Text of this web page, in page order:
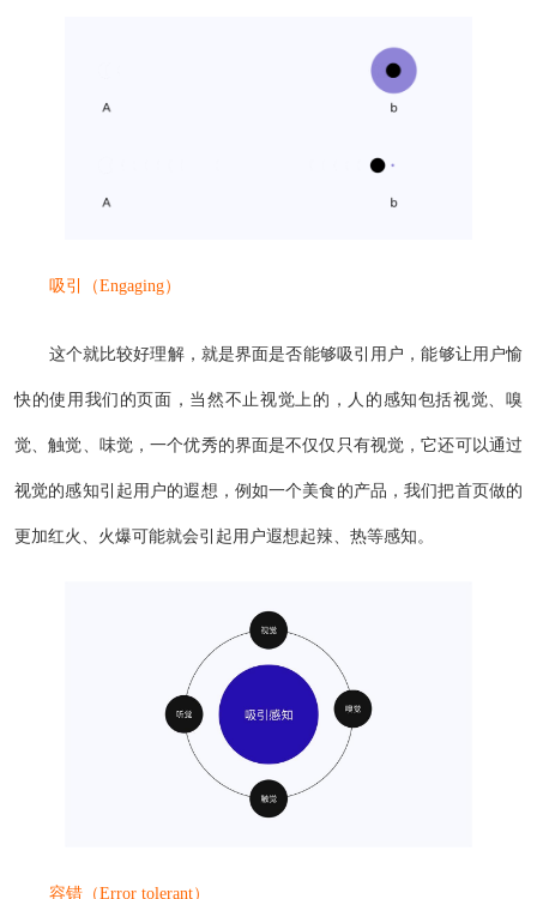
吸引（Engaging）
这个就比较好理解，就是界面是否能够吸引用户，能够让用户愉
快的使用我们的页面，当然不止视觉上的，人的感知包括视觉、嗅
觉、触觉、味觉，一个优秀的界面是不仅仅只有视觉，它还可以通过
视觉的感知引起用户的遐想，例如一个美食的产品，我们把首页做的
更加红火、火爆可能就会引起用户遐想起辣、热等感知。
容错（Error tolerant）